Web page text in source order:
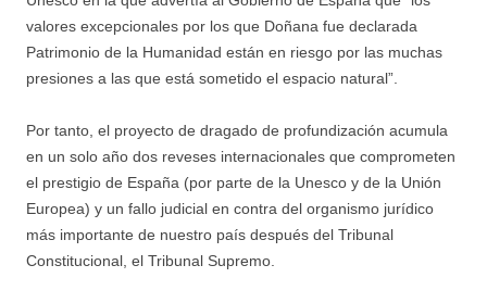
valores excepcionales por los que Doñana fue declarada
Patrimonio de la Humanidad están en riesgo por las muchas
presiones a las que está sometido el espacio natural”.
Por tanto, el proyecto de dragado de profundización acumula
en un solo año dos reveses internacionales que comprometen
el prestigio de España (por parte de la Unesco y de la Unión
Europea) y un fallo judicial en contra del organismo jurídico
más importante de nuestro país después del Tribunal
Constitucional, el Tribunal Supremo.